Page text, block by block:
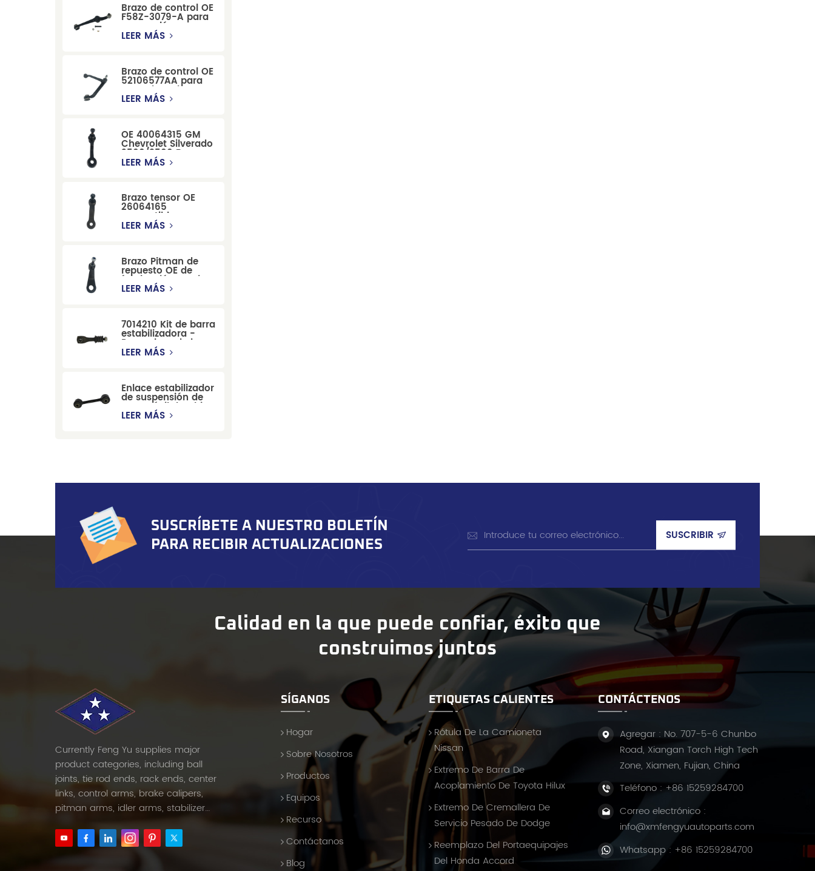
Brazo de control OE
F58Z-3079-A para
suspensión
delantera de Ford
LEER MÁS
Brazo de control OE
52106577AA para
reemplazo de
suspensión de
LEER MÁS
OE 40064315 GM
Chevrolet Silverado
2500/3500 Brazo
tensor para una
LEER MÁS
Brazo tensor OE
26064165
compatible con
modelos Cadillac
LEER MÁS
Brazo Pitman de
repuesto OE de
fabricación precisa
12479051, fabricado
Cadillac, Chevrolet
y Hummer.
LEER MÁS
7014210 Kit de barra
estabilizadora -
Reemplazo de barra
estabilizadora de
LEER MÁS
Enlace estabilizador
de suspensión de
automóvil de China
para Chevrolet
LEER MÁS
SUSCRÍBETE A NUESTRO BOLETÍN
PARA RECIBIR ACTUALIZACIONES
Calidad en la que puede confiar, éxito que
construimos juntos
Currently Feng Yu supplies major
product categories, including ball
joints, tie rod ends, rack ends, center
links, control arms, brake calipers,
pitman arms, idler arms, stabilizer
links and etc.
SÍGANOS
Hogar
Sobre Nosotros
Productos
Equipos
Recurso
Contáctanos
Blog
ETIQUETAS CALIENTES
Rótula De La Camioneta
Nissan
Extremo De Barra De
Acoplamiento De Toyota Hilux
Extremo De Cremallera De
Servicio Pesado De Dodge
Reemplazo Del Portaequipajes
Del Honda Accord
CONTÁCTENOS
Agregar : No. 707-5-6 Chunbo
Road, Xiangan Torch High Tech
Zone, Xiamen, Fujian, China
Teléfono : +86 15259284700
Correo electrónico :
info@xmfengyuautoparts.com
Whatsapp : +86 15259284700